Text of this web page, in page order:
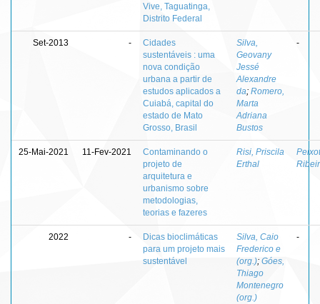
Vive, Taguatinga,
Distrito Federal
Set-2013 -
Cidades
sustentáveis : uma
nova condição
urbana a partir de
estudos aplicados a
Cuiabá, capital do
estado de Mato
Grosso, Brasil
Silva,
Geovany
Jessé
Alexandre
da; Romero,
Marta
Adriana
Bustos
-
25-Mai-2021 11-Fev-2021
Contaminando o
projeto de
arquitetura e
urbanismo sobre
metodologias,
teorias e fazeres
Risi, Priscila
Erthal
2022 -
Dicas bioclimáticas
para um projeto mais
sustentável
Silva, Caio
Frederico e
(org.); Góes,
Thiago
Montenegro
(org.)
-